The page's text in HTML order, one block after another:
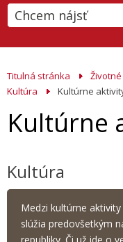
Titulná stránka
Kultúra
Kultúrne
Kultúrne
Kultúra
Medzi kultúrne
slúžia predovšetkým